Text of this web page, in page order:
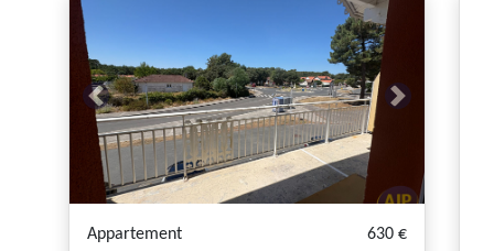
Previous Next
Appartement
630 €